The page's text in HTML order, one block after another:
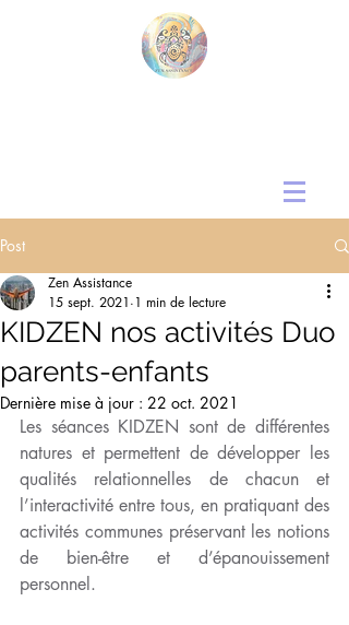
Post
KIDZEN nos activités Duo
parents-enfants
Zen Assistance
15 sept. 2021 1 min de lecture
Dernière mise à jour : 22 oct. 2021
Les séances KIDZEN sont de différentes
natures et permettent de développer les
qualités relationnelles de chacun et
l’interactivité entre tous, en pratiquant des
activités communes préservant les notions
de bien-être et d’épanouissement
personnel.